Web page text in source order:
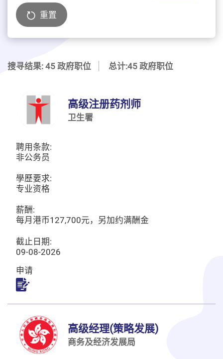
重置
搜寻结果: 45 政府职位 总计:45 政府职位
高级注册药剂师
卫生署
聘用条款:
非公务员
學歷要求:
专业资格
薪酬:
每月港币127,700元，另加约满酬金
截止日期:
09-08-2026
申请
申请
高级经理(策略发展)
商务及经济发展局